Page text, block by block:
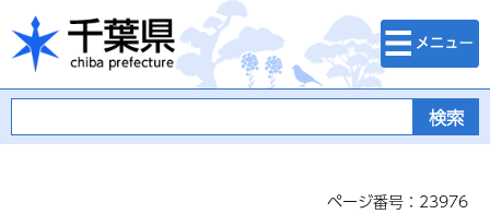
千葉県
検索・メニュ
ー
ページ番号：23976